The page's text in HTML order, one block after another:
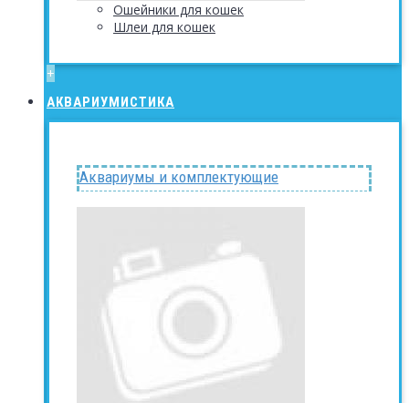
Ошейники для кошек
Шлеи для кошек
+
АКВАРИУМИСТИКА
Аквариумы и комплектующие